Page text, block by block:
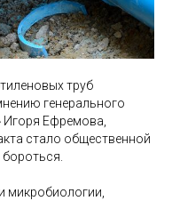
труб
генерального
Ефремова,
стало общественной
микробиологии,